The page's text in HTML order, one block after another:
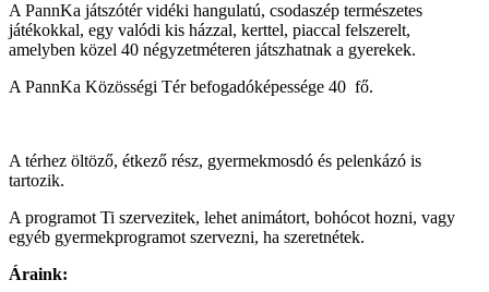
A PannKa játszótér vidéki hangulatú, csodaszép természetes
játékokkal, egy valódi kis házzal, kerttel, piaccal felszerelt,
amelyben közel 40 négyzetméteren játszhatnak a gyerekek.
A PannKa Közösségi Tér befogadóképessége 40 fő.
A térhez öltöző, étkező rész, gyermekmosdó és pelenkázó is
tartozik.
A programot Ti szervezitek, lehet animátort, bohócot hozni, vagy
egyéb gyermekprogramot szervezni, ha szeretnétek.
Áraink: